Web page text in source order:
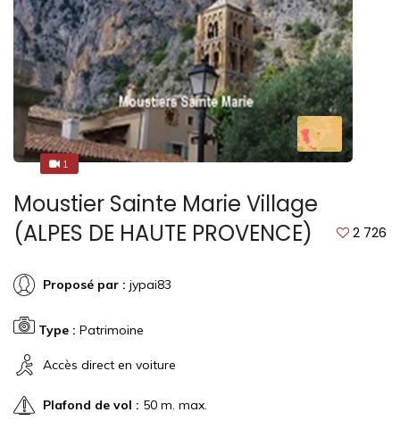
1
1
Moustier Sainte Marie Village
(ALPES DE HAUTE PROVENCE)
2 726
Proposé par : jypai83
Type : Patrimoine
Accès direct en voiture
Plafond de vol : 50 m. max.